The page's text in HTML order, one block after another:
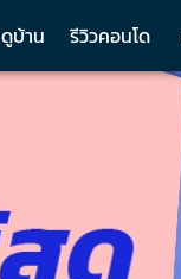
ดูบ้าน รีวิวคอนโด